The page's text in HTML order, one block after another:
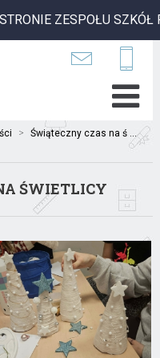
ZESPOŁU SZKÓŁ
> Świąteczny czas na ś ...
ŚWIETLICY